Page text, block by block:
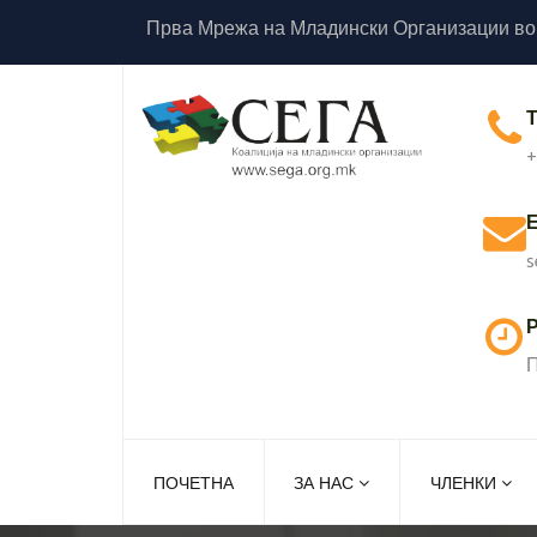
Прва Мрежа на Младински Организации
ПОЧЕТНА ЗА НАС ЧЛЕНКИ